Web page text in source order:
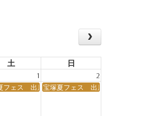
土
日
1
2
フェス 出店宝塚夏フェス 出店